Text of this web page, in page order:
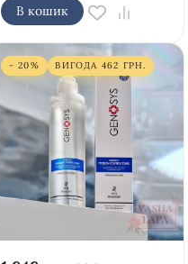
В кошик
- 20% ВИГОДА 462 ГРН.